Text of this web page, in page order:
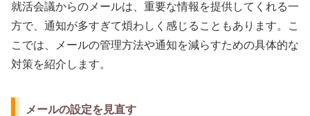
就活会議からのメールは、重要な情報を提供してくれる一
方で、通知が多すぎて煩わしく感じることもあります。こ
こでは、メールの管理方法や通知を減らすための具体的な
対策を紹介します。
メールの設定を見直す